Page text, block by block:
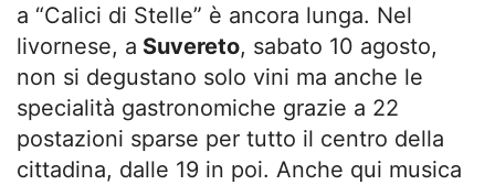
a “Calici di Stelle” è ancora lunga. Nel
livornese, a Suvereto, sabato 10 agosto,
non si degustano solo vini ma anche le
specialità gastronomiche grazie a 22
postazioni sparse per tutto il centro della
cittadina, dalle 19 in poi. Anche qui musica